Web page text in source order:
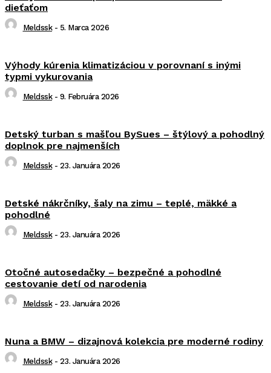
dieťaťom
Meldssk - 5. Marca 2026
Výhody kúrenia klimatizáciou v porovnaní s inými
typmi vykurovania
Meldssk - 9. Februára 2026
Detský turban s mašľou BySues – štýlový a pohodlný
doplnok pre najmenších
Meldssk - 23. Januára 2026
Detské nákrčníky, šaly na zimu – teplé, mäkké a
pohodlné
Meldssk - 23. Januára 2026
Otočné autosedačky – bezpečné a pohodlné
cestovanie detí od narodenia
Meldssk - 23. Januára 2026
Nuna a BMW – dizajnová kolekcia pre moderné rodiny
Meldssk - 23. Januára 2026